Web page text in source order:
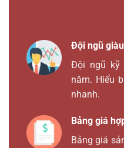
Đội ngũ
Đội ngũ kỹ
năm. Hiểu
nhanh.
Bảng giá
Bảng giá